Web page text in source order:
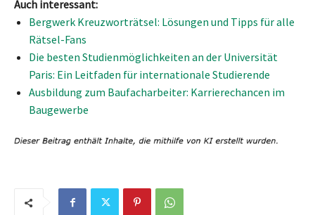
Auch interessant:
Bergwerk Kreuzworträtsel: Lösungen und Tipps für alle
Rätsel-Fans
Die besten Studienmöglichkeiten an der Universität
Paris: Ein Leitfaden für internationale Studierende
Ausbildung zum Baufacharbeiter: Karrierechancen im
Baugewerbe